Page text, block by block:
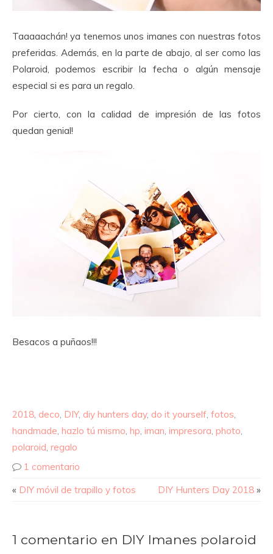
Taaaaachán! ya tenemos unos imanes con nuestras fotos
preferidas. Además, en la parte de abajo, al ser como las
Polaroid, podemos escribir la fecha o algún mensaje
especial si es para un regalo.
Por cierto, con la calidad de impresión de las fotos
quedan genial!
Besacos a puñaos!!!
2018, deco, DIY, diy hunters day, do it yourself, fotos,
handmade, hazlo tú mismo, hp, iman, impresora, photo,
polaroid, regalo
1 comentario
« DIY móvil de trapillo y fotos DIY Hunters Day 2018 »
1 comentario en DIY Imanes polaroid